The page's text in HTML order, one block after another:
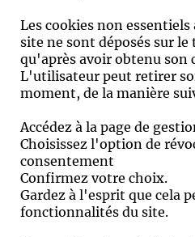
Les cookies non
site ne sont déposés sur
qu'après avoir obtenu son
L'utilisateur peut retirer
moment, de la manière
Accédez à la page de
Choisissez l'option de
consentement
Confirmez votre choix.
Gardez à l'esprit que cela
fonctionnalités du site.